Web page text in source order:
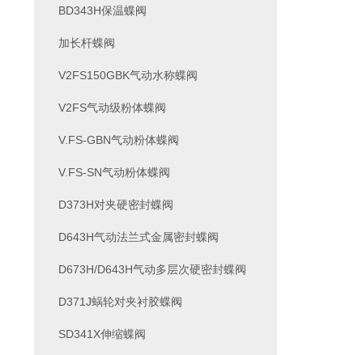
BD343H保温蝶阀
加长杆蝶阀
V2FS150GBK气动水称蝶阀
V2FS气动级粉体蝶阀
V.FS-GBN气动粉体蝶阀
V.FS-SN气动粉体蝶阀
D373H对夹硬密封蝶阀
D643H气动法兰式金属密封蝶阀
D673H/D643H气动多层次硬密封蝶阀
D371J蜗轮对夹衬胶蝶阀
SD341X伸缩蝶阀